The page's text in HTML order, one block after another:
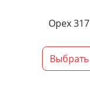
Орех 317
Выбрать